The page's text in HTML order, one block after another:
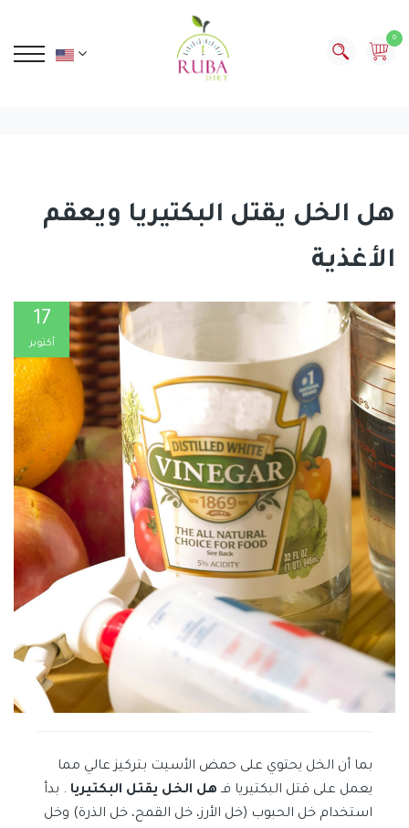
0
هل الخل يقتل البكتيريا ويعقم
الأغذية
17
أكتوبر
بما أن الخل يحتوي على حمض الأسيت بتركيز عالي مما
يعمل على قتل البكتيريا فـ هل الخل يقتل البكتيريا . بدأ
استخدام خل الحبوب (خل الأرز، خل القمح، خل الذرة) وخل